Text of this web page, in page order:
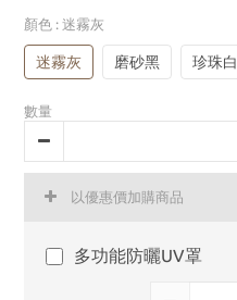
顏色 : 迷霧灰
迷霧灰 磨砂黑 珍珠白
數量
以優惠價加購商品
多功能防曬UV罩